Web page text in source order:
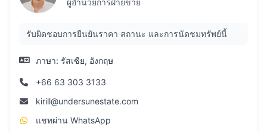
รับผิดชอบการยืนยันราคา สถานะ และการนัดชมทรัพย์นี้
ภาษา: รัสเซีย, อังกฤษ
+66 63 303 3133
kirill@undersunestate.com
แชทผ่าน WhatsApp